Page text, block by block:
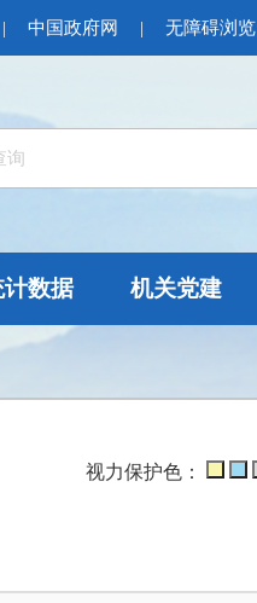
| 中国政府网 | 无障碍浏览
计数据 机关党建
视力保护色：